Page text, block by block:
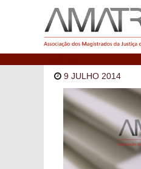
9 JULHO 2014